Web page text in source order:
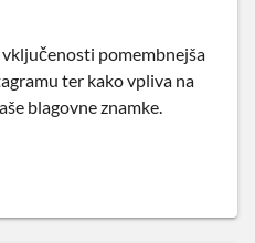
pomembnejša
ter kako vpliva na
blagovne znamke.